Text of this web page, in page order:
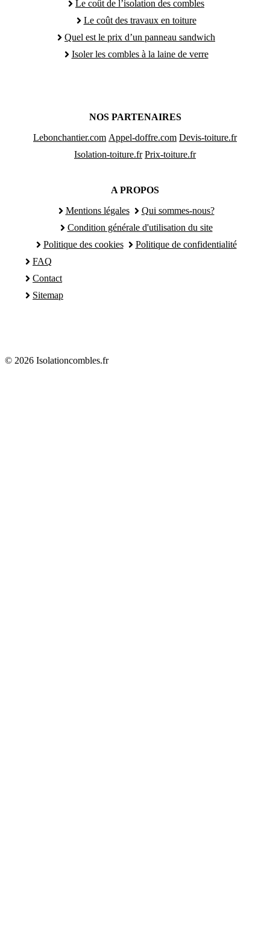
Le coût de l’isolation des combles
Le coût des travaux en toiture
Quel est le prix d’un panneau sandwich
Isoler les combles à la laine de verre
NOS PARTENAIRES
Lebonchantier.com Appel-doffre.com Devis-toiture.fr
Isolation-toiture.fr Prix-toiture.fr
A PROPOS
Mentions légales
Qui sommes-nous?
Condition générale d'utilisation du site
Politique des cookies
Politique de confidentialité
FAQ
Contact
Sitemap
© 2026 Isolationcombles.fr